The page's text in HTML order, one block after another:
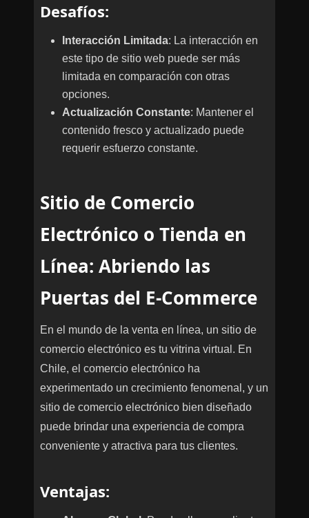
Desafíos:
Interacción Limitada: La interacción en
este tipo de sitio web puede ser más
limitada en comparación con otras
opciones.
Actualización Constante: Mantener el
contenido fresco y actualizado puede
requerir esfuerzo constante.
Sitio de Comercio
Electrónico o Tienda en
Línea: Abriendo las
Puertas del E-Commerce
En el mundo de la venta en línea, un sitio de
comercio electrónico es tu vitrina virtual. En
Chile, el comercio electrónico ha
experimentado un crecimiento fenomenal, y un
sitio de comercio electrónico bien diseñado
puede brindar una experiencia de compra
conveniente y atractiva para tus clientes.
Ventajas: